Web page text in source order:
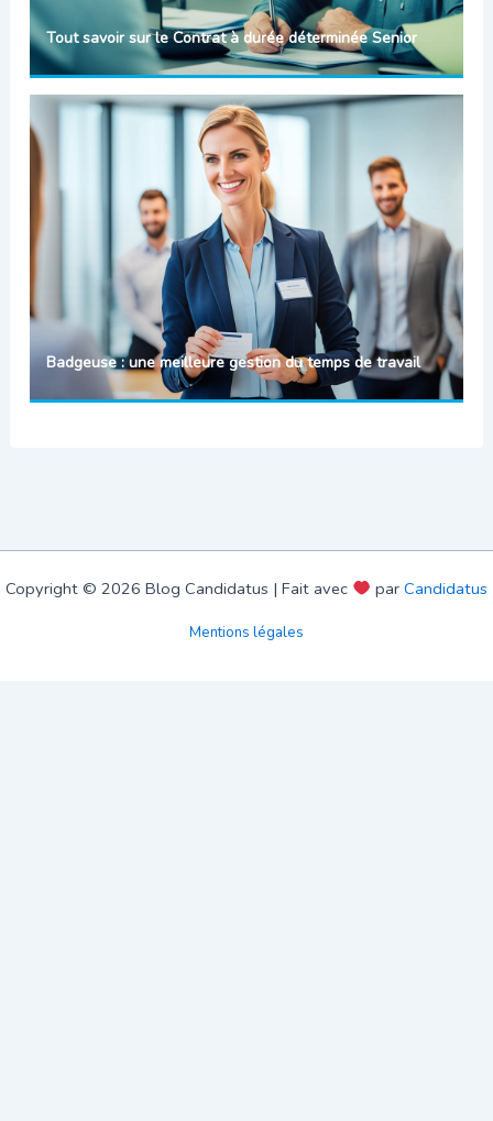
Tout savoir sur le Contrat à durée déterminée Senior
Badgeuse : une meilleure gestion du temps de travail
Copyright © 2026 Blog Candidatus | Fait avec par Candidatus
Mentions légales